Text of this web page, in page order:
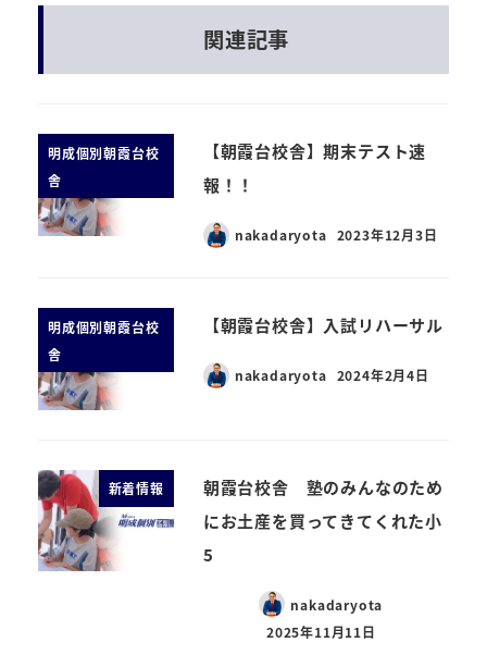
関連記事
明成個別朝霞台校
舎
【朝霞台校舎】期末テスト速
報！！
nakadaryota 2023年12月3日
明成個別朝霞台校
舎
【朝霞台校舎】入試リハーサル
nakadaryota 2024年2月4日
新着情報
朝霞台校舎 塾のみんなのため
にお土産を買ってきてくれた小
5
nakadaryota
2025年11月11日